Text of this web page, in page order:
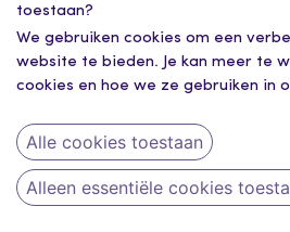
toestaan?
We gebruiken cookies om een
website te bieden. Je kan meer te
cookies en hoe we ze gebruiken in
Alle cookies toestaan
Alleen essentiële cookies